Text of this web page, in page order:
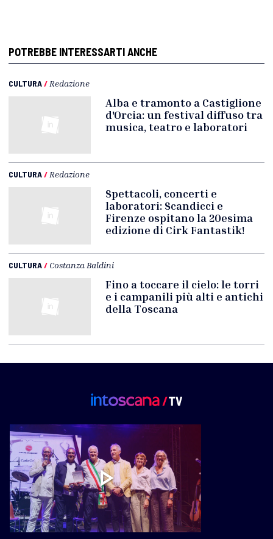
POTREBBE INTERESSARTI ANCHE
CULTURA/ Redazione
Alba e tramonto a Castiglione
d'Orcia: un festival diffuso tra
musica, teatro e laboratori
CULTURA/ Redazione
Spettacoli, concerti e
laboratori: Scandicci e
Firenze ospitano la 20esima
edizione di Cirk Fantastik!
CULTURA/ Costanza Baldini
Fino a toccare il cielo: le torri
e i campanili più alti e antichi
della Toscana